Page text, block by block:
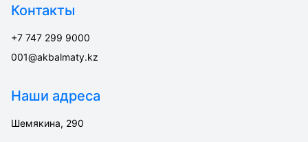
Контакты
+7 747 299 9000
001@akbalmaty.kz
Наши адреса
Шемякина, 290